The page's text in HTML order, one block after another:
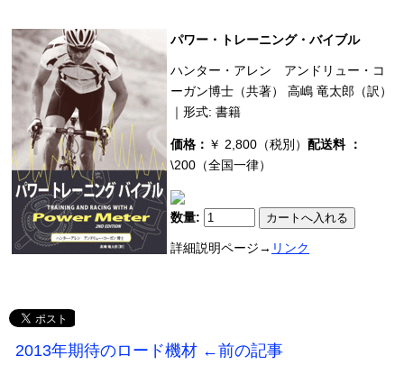
パワー・トレーニング・バイブル
ハンター・アレン アンドリュー・コ
ーガン博士（共著） 高嶋 竜太郎（訳）
｜形式: 書籍
価格： ￥ 2,800（税別） 配送料 ：
\200（全国一律）
数量:
詳細説明ページ→ リンク
2013年期待のロード機材 ←前の記事